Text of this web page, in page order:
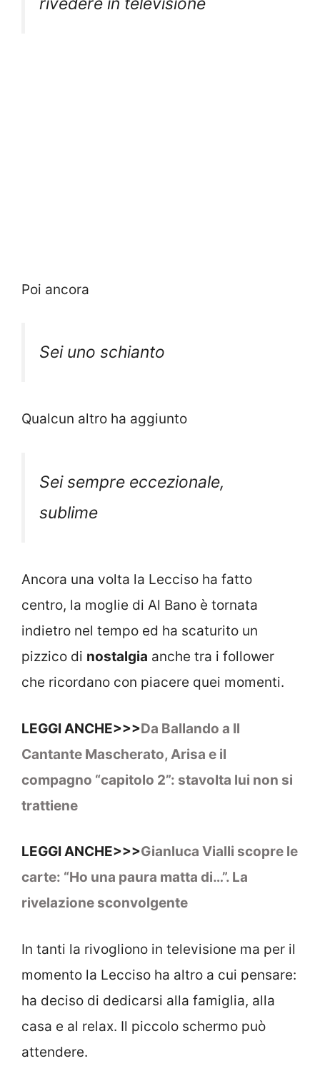
Poi ancora
Sei uno schianto
Qualcun altro ha aggiunto
Sei sempre eccezionale,
sublime
Ancora una volta la Lecciso ha fatto
centro, la moglie di Al Bano è tornata
indietro nel tempo ed ha scaturito un
pizzico di nostalgia anche tra i follower
che ricordano con piacere quei momenti.
LEGGI ANCHE>>>Da Ballando a Il
Cantante Mascherato, Arisa e il
compagno “capitolo 2”: stavolta lui non si
trattiene
LEGGI ANCHE>>>Gianluca Vialli scopre le
carte: “Ho una paura matta di…”. La
rivelazione sconvolgente
In tanti la rivogliono in televisione ma per il
momento la Lecciso ha altro a cui pensare:
ha deciso di dedicarsi alla famiglia, alla
casa e al relax. Il piccolo schermo può
attendere.